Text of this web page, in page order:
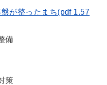
が整ったまち(pdf 1.57
備
策